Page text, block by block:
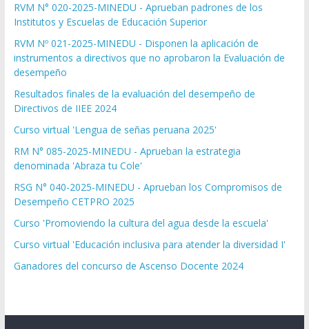
RVM N° 020-2025-MINEDU - Aprueban padrones de los
Institutos y Escuelas de Educación Superior
RVM Nº 021-2025-MINEDU - Disponen la aplicación de
instrumentos a directivos que no aprobaron la Evaluación de
desempeño
Resultados finales de la evaluación del desempeño de
Directivos de IIEE 2024
Curso virtual 'Lengua de señas peruana 2025'
RM N° 085-2025-MINEDU - Aprueban la estrategia
denominada 'Abraza tu Cole'
RSG N° 040-2025-MINEDU - Aprueban los Compromisos de
Desempeño CETPRO 2025
Curso 'Promoviendo la cultura del agua desde la escuela'
Curso virtual 'Educación inclusiva para atender la diversidad I'
Ganadores del concurso de Ascenso Docente 2024